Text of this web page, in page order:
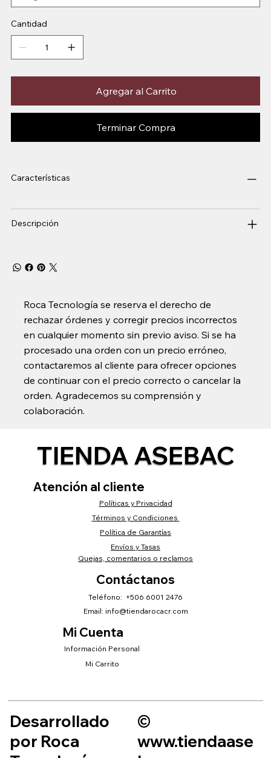
Cantidad
Agregar al Carrito
Terminar Compra
Características
Descripción
Roca Tecnología se reserva el derecho de
rechazar órdenes y corregir precios incorrectos
en cualquier momento sin previo aviso. Si se ha
procesado una orden con un precio erróneo,
contactaremos al cliente para ofrecer opciones
de continuar con el precio correcto o cancelar la
orden. Agradecemos su comprensión y
colaboración.
TIENDA ASEBAC
Atención al cliente
Políticas y Privacidad
Términos y Condiciones
Envíos y Tasas
Política de Garantías
Quejas, comentarios o reclamos
Mi Cuenta
Información Personal
Mi Carrito
Contáctanos
Teléfono: +506 6001 2476
Email: info@tiendarocacr.com
Desarrollado
por Roca
©
www.tiendaase